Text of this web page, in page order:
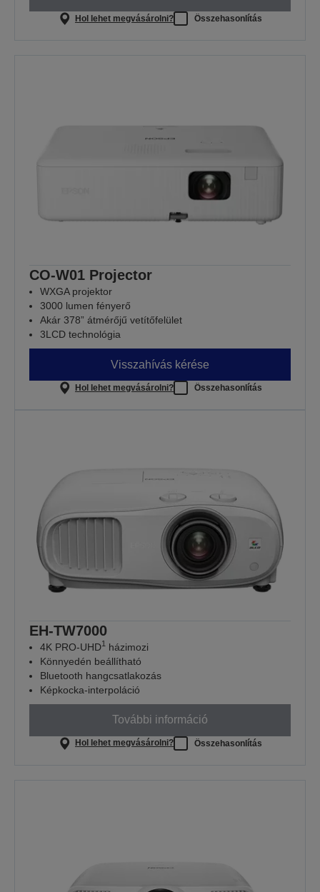
Hol lehet megvásárolni? Összehasonlítás
CO-W01 Projector
WXGA projektor
3000 lumen fényerő
Akár 378” átmérőjű vetítőfelület
3LCD technológia
Visszahívás kérése
Hol lehet megvásárolni? Összehasonlítás
EH-TW7000
4K PRO-UHD1
házimozi
Könnyedén beállítható
Bluetooth hangcsatlakozás
Képkocka-interpoláció
További információ
Hol lehet megvásárolni? Összehasonlítás